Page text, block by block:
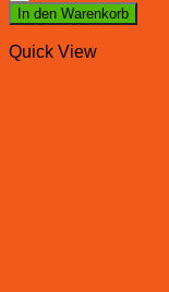
In den Warenkorb
Quick View